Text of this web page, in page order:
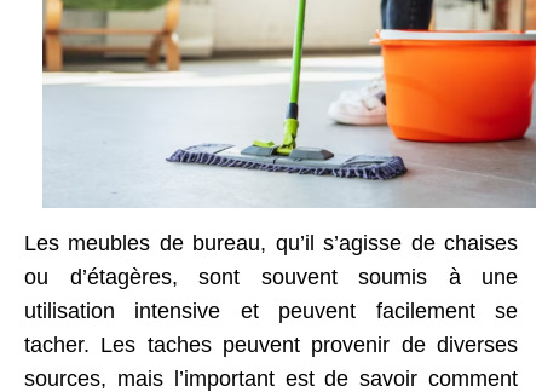
Les meubles de bureau, qu’il s’agisse de chaises
ou d’étagères, sont souvent soumis à une
utilisation intensive et peuvent facilement se
tacher. Les taches peuvent provenir de diverses
sources, mais l’important est de savoir comment